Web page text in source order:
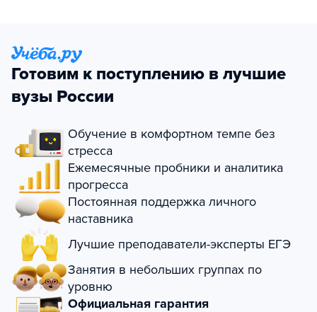
Готовим к поступлению в лучшие
вузы России
Обучение в комфортном темпе без
стресса
Ежемесячные пробники и аналитика
прогресса
Постоянная поддержка личного
наставника
Лучшие преподаватели-эксперты ЕГЭ
Занятия в небольших группах по
уровню
Официальная гарантия